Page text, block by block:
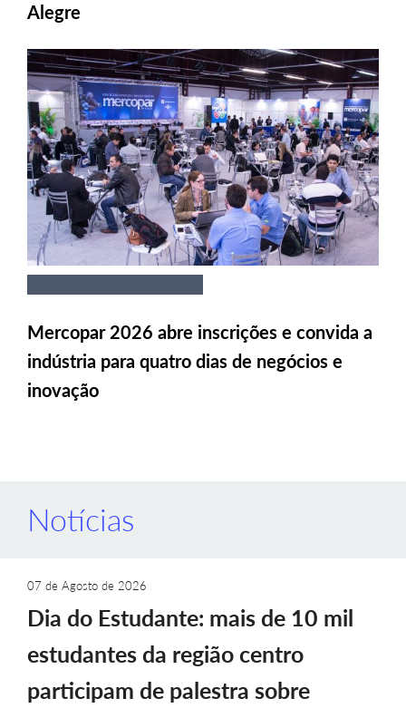
Alegre
Mercopar 2026 abre inscrições e convida a
indústria para quatro dias de negócios e
inovação
Notícias
07 de Agosto de 2026
Dia do Estudante: mais de 10 mil
estudantes da região centro
participam de palestra sobre